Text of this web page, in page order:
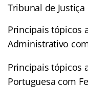
Tribunal de
Principais tópicos
Administrativo
Principais tópicos
Portuguesa com